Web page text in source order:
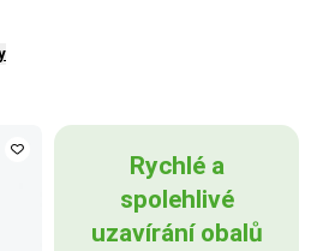
Rychlé a
spolehlivé
uzavírání obalů